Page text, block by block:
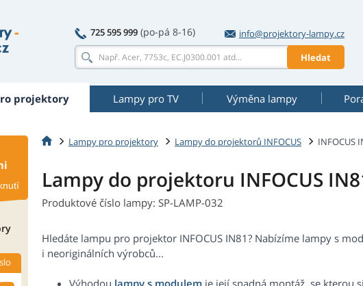
725 595 999 (po-pá 8-16)
info@projektory-lampy.cz
Hledat
projektory Lampy pro TV Výměna lampy
Lampy pro projektory Lampy do projektorů INFOCUS INFOCUS
Lampy do projektoru INFOCUS
Produktové číslo lampy: SP-LAMP-032
Hledáte lampu pro projektor INFOCUS IN81? Nabízíme lampy s
i neoriginálních výrobců...